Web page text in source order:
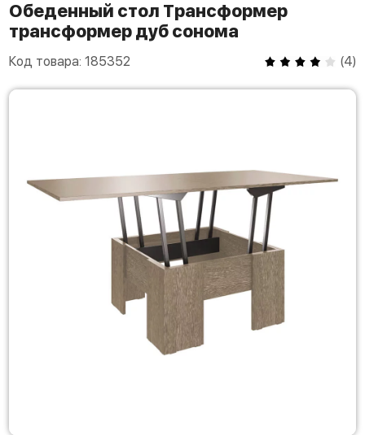
Обеденный стол Трансформер
трансформер дуб сонома
Код товара: 185352 (4)